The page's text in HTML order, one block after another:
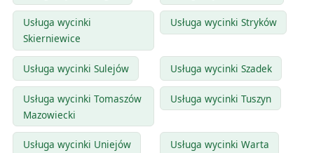
Usługa wycinki
Skierniewice
Usługa wycinki Stryków
Usługa wycinki Sulejów Usługa wycinki Szadek
Usługa wycinki Tomaszów
Mazowiecki
Usługa wycinki Tuszyn
Usługa wycinki Uniejów Usługa wycinki Warta